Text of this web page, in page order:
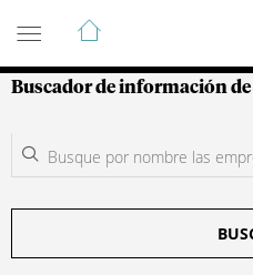
Guía de Empresas
Buscador de información de